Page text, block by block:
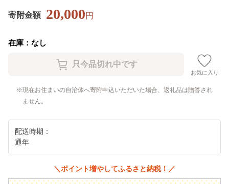
寄附金額 20,000円
在庫：なし
お気に入り
現在お住まいの自治体へ寄附申込いただいた場合、返礼品は贈答され
ません。
配送時期：
通年
＼ポイント増やしてふるさと納税！／